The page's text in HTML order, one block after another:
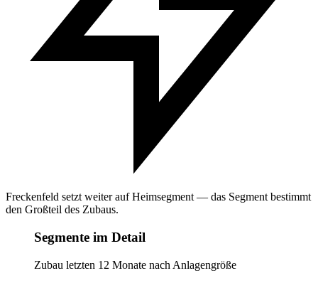
Freckenfeld setzt weiter auf Heimsegment — das Segment bestimmt
den Großteil des Zubaus.
Segmente im Detail
Zubau letzten 12 Monate nach Anlagengröße